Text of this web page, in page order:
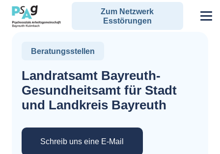
Zum Netzwerk
Esstörungen
Beratungsstellen
Landratsamt Bayreuth-
Gesundheitsamt für Stadt
und Landkreis Bayreuth
Schreib uns eine E-Mail